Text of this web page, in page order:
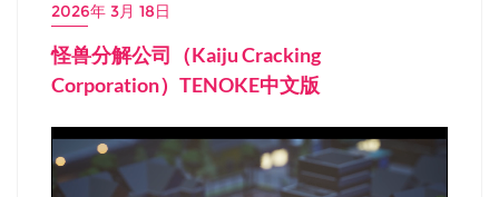
2026年 3月 18日
怪兽分解公司（Kaiju Cracking
Corporation）TENOKE中文版